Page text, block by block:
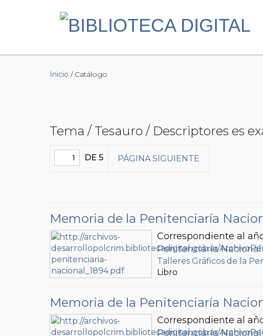
Inicio / Catálogo
Tema / Tesauro / Descriptores es
DE 5 PÁGINA SIGUIENTE
Memoria de la Penitenciaría
Correspondiente al
Penitenciaría Nacional
Talleres Gráficos de la
Libro
Memoria de la Penitenciaría
Correspondiente al
Penitenciaría Nacional